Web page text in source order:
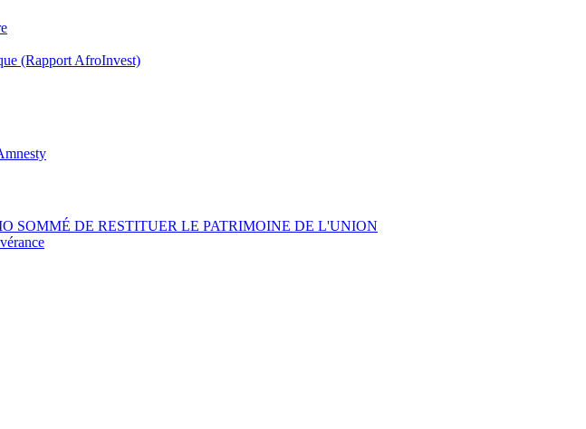
(Rapport AfroInvest)
SOMMÉ DE RESTITUER LE PATRIMOINE DE L'UNION